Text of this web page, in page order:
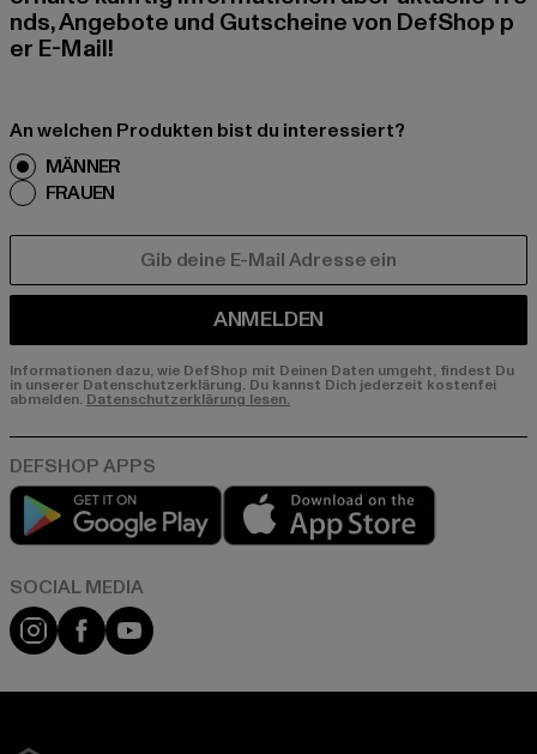
nds, Angebote und Gutscheine von DefShop p
er E-Mail!
An welchen Produkten bist du interessiert?
MÄNNER
FRAUEN
ANMELDEN
Informationen dazu, wie DefShop mit Deinen Daten umgeht, findest Du
in unserer Datenschutzerklärung. Du kannst Dich jederzeit kostenfei
abmelden. Datenschutzerklärung lesen.
Play market
Instagram
FacebookYouTube